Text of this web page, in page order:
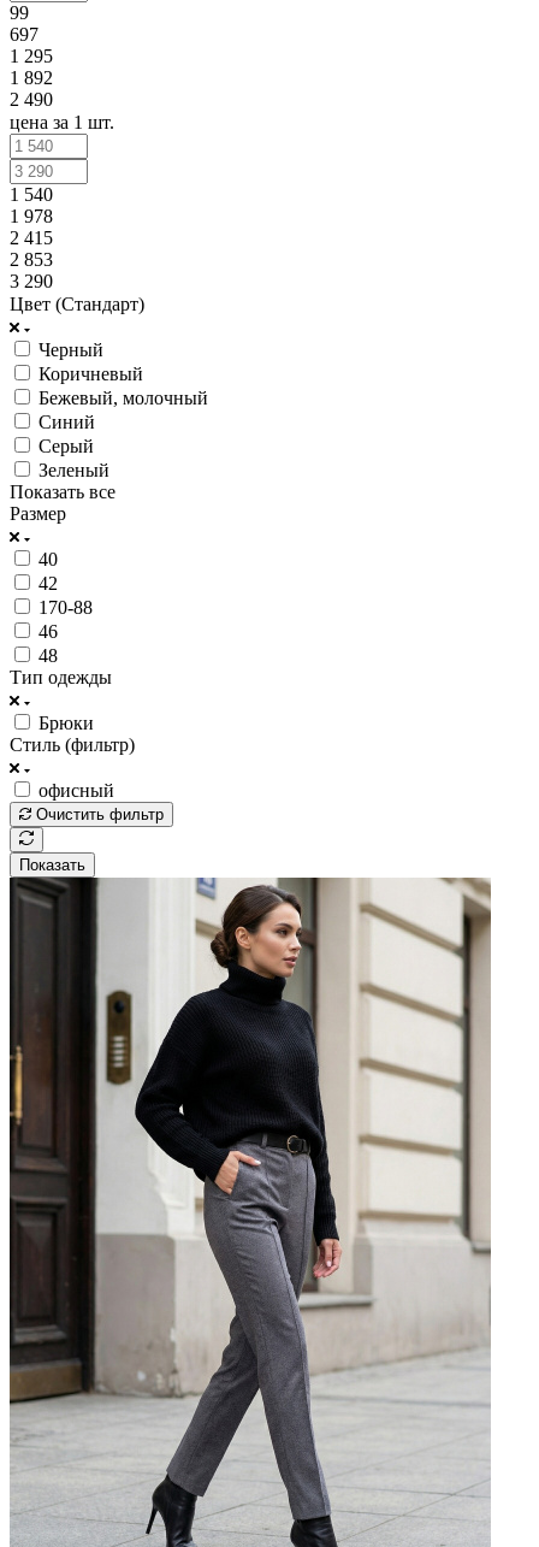
99
697
1 295
1 892
2 490
цена за 1 шт.
1 540
1 978
2 415
2 853
3 290
Цвет (Стандарт)
Черный
Коричневый
Бежевый, молочный
Синий
Серый
Зеленый
Показать все
Размер
40
42
170-88
46
48
Тип одежды
Брюки
Стиль (фильтр)
офисный
Очистить фильтр
Показать